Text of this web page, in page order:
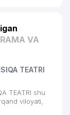
VA
TEATRI
TEATRI shu
viloyati,